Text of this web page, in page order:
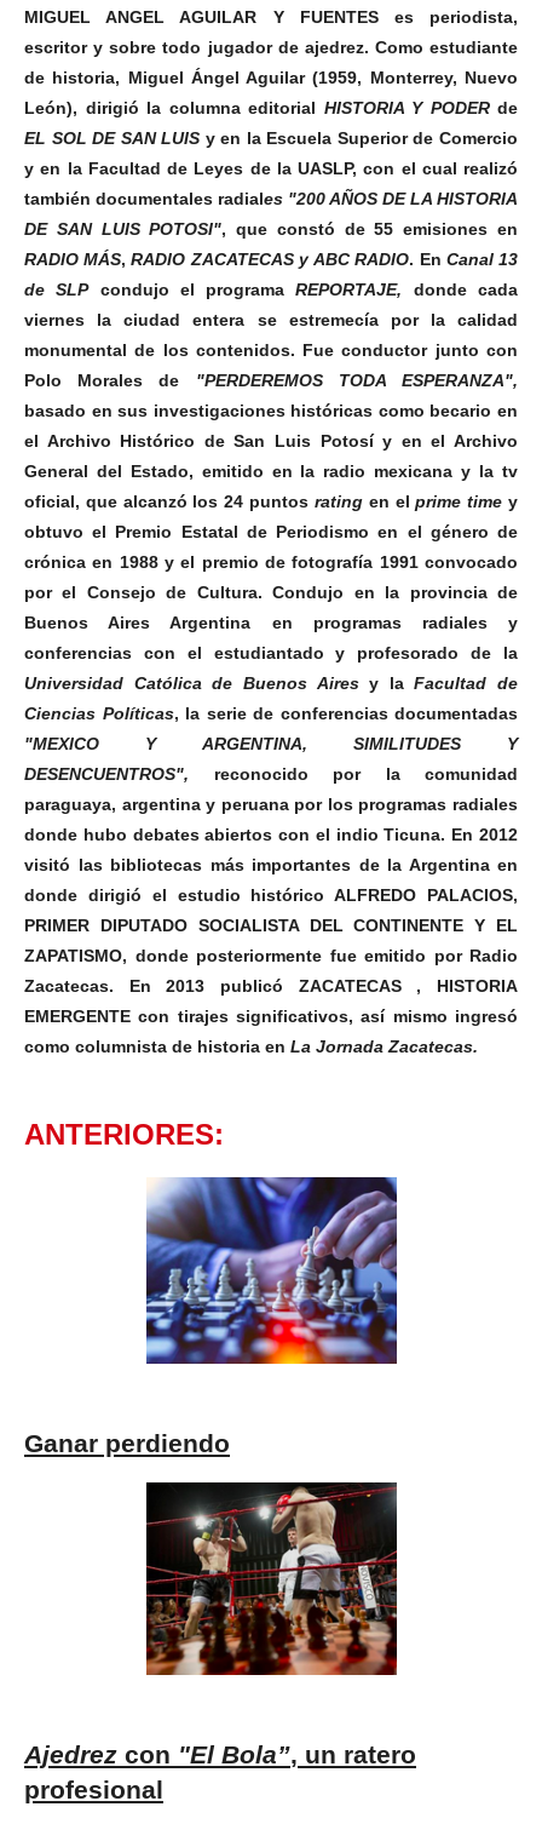
MIGUEL ANGEL AGUILAR Y FUENTES es periodista,
escritor y sobre todo jugador de ajedrez. Como estudiante
de historia, Miguel Ángel Aguilar (1959, Monterrey, Nuevo
León), dirigió la columna editorial HISTORIA Y PODERde
EL SOL DE SAN LUIS y en la Escuela Superior de Comercio
y en la Facultad de Leyes de la UASLP, con el cual realizó
también documentales radiales "200 AÑOS DE LA HISTORIA
DE SAN LUIS POTOSI", que constó de 55 emisiones en
RADIO MÁS,RADIO ZACATECAS y ABC RADIO. En Canal 13
de SLPcondujo el programaREPORTAJE, donde cada
viernes la ciudad entera se estremecía por la calidad
monumental de los contenidos. Fue conductor junto con
Polo Morales de "PERDEREMOS TODA ESPERANZA",
basado en sus investigaciones históricas como becario en
el Archivo Histórico de San Luis Potosí y en el Archivo
General del Estado, emitido en la radio mexicana y la tv
oficial, que alcanzó los 24 puntos ratingen elprime time y
obtuvo el Premio Estatal de Periodismo en el género de
crónica en 1988 y el premio de fotografía 1991 convocado
por el Consejo de Cultura.Condujo en la provincia de
Buenos Aires Argentina en programas radiales y
conferencias con el estudiantado y profesorado de la
Universidad Católica de Buenos Airesy laFacultad de
Ciencias Políticas, la serie de conferencias documentadas
"MEXICO Y ARGENTINA, SIMILITUDES Y
DESENCUENTROS", reconocido por la comunidad
paraguaya, argentina y peruana por los programas radiales
donde hubo debates abiertos con el indio Ticuna. En 2012
visitó las bibliotecas más importantes de la Argentina en
donde dirigió el estudio histórico ALFREDO PALACIOS,
PRIMER DIPUTADO SOCIALISTA DEL CONTINENTE Y EL
ZAPATISMO, donde posteriormente fue emitido por Radio
Zacatecas. En 2013 publicó ZACATECAS , HISTORIA
EMERGENTE con tirajes significativos, así mismo ingresó
como columnista de historia en La Jornada Zacatecas.
ANTERIORES:
Ganar perdiendo
Ajedrez con "El Bola”, un ratero
profesional